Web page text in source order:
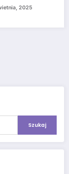
2025
Szukaj